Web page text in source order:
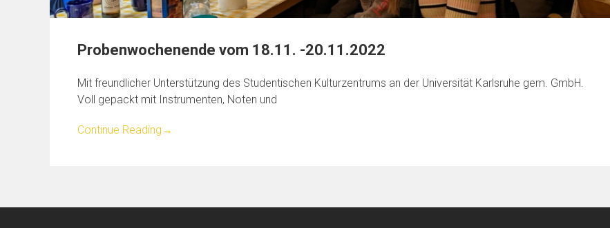
Probenwochenende vom 18.11. -20.11.2022
Mit freundlicher Unterstützung des Studentischen Kulturzentrums an der Universität Karlsruhe gem. GmbH.
Voll gepackt mit Instrumenten, Noten und
Continue Reading →